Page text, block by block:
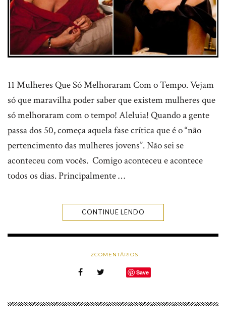
11 Mulheres Que Só Melhoraram Com o Tempo. Vejam
só que maravilha poder saber que existem mulheres que
só melhoraram com o tempo! Aleluia! Quando a gente
passa dos 50, começa aquela fase crítica que é o “não
pertencimento das mulheres jovens”. Não sei se
aconteceu com vocês. Comigo aconteceu e acontece
todos os dias. Principalmente …
CONTINUE LENDO
2COMENTÁRIOS
Save